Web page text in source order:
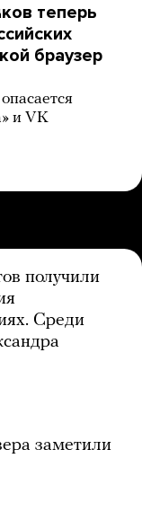
теперь
браузер
и VK
получили
Среди
заметили